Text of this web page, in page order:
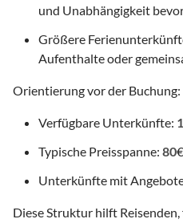
und Unabhängigkeit
Größere
Aufenthalte oder
Orientierung vor der Buchung:
Verfügbare Unterkünfte:
Typische Preisspanne: 80
Unterkünfte mit
Diese Struktur hilft